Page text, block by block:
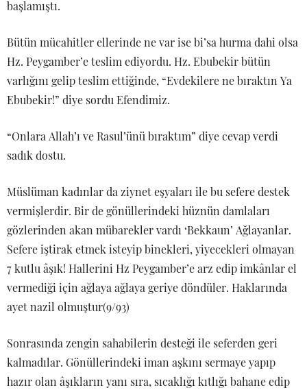
başlamıştı.
Bütün mücahitler ellerinde ne var ise bi’sa hurma dahi olsa
Hz. Peygamber’e teslim ediyordu. Hz. Ebubekir bütün
varlığını gelip teslim ettiğinde, “Evdekilere ne bıraktın Ya
Ebubekir!” diye sordu Efendimiz.
“Onlara Allah’ı ve Rasul’ünü bıraktım” diye cevap verdi
sadık dostu.
Müslüman kadınlar da ziynet eşyaları ile bu sefere destek
vermişlerdir. Bir de gönüllerindeki hüznün damlaları
gözlerinden akan mübarekler vardı ‘Bekkaun’ Ağlayanlar.
Sefere iştirak etmek isteyip binekleri, yiyecekleri olmayan
7 kutlu âşık! Hallerini Hz Peygamber’e arz edip imkânlar el
vermediği için ağlaya ağlaya geriye döndüler. Haklarında
ayet nazil olmuştur(9/93)
Sonrasında zengin sahabilerin desteği ile seferden geri
kalmadılar. Gönüllerindeki iman aşkını sermaye yapıp
hazır olan âşıkların yanı sıra, sıcaklığı kıtlığı bahane edip